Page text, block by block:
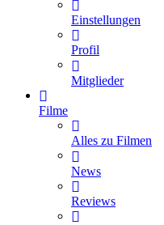
Einstellungen
Profil
Mitglieder
Filme
Alles zu Filmen
News
Reviews